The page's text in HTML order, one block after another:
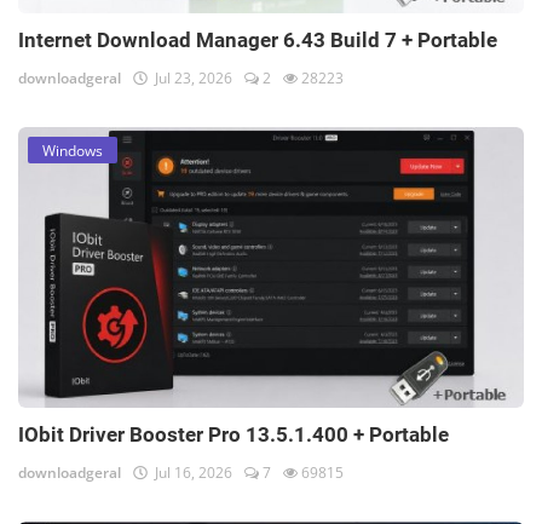
Internet Download Manager 6.43 Build 7 + Portable
downloadgeral Jul 23, 2026 2 28223
Windows
IObit Driver Booster Pro 13.5.1.400 + Portable
downloadgeral Jul 16, 2026 7 69815